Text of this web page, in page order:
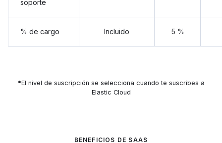
soporte
% de cargo Incluido 5 %
*El nivel de suscripción se selecciona cuando te suscribes a
Elastic Cloud
BENEFICIOS DE SAAS